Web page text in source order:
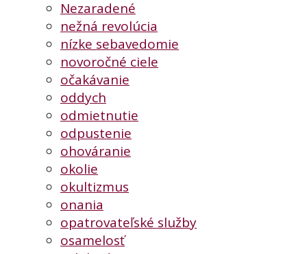
Nezaradené
nežná revolúcia
nízke sebavedomie
novoročné ciele
očakávanie
oddych
odmietnutie
odpustenie
ohováranie
okolie
okultizmus
onania
opatrovateľské služby
osamelosť